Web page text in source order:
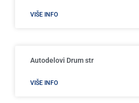
VIŠE INFO
Autodelovi Drum str
VIŠE INFO